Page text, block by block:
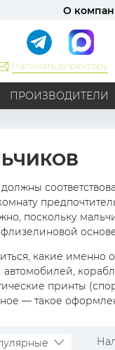
О
Написать директору
ПРОИЗВОДИТЕЛИ
стиль
Японский стиль
Книги
Под
Однотонные
Цветы
Дамаск
Все рисунки
поскольку
какие именно
автомобилей,
принты
— такое